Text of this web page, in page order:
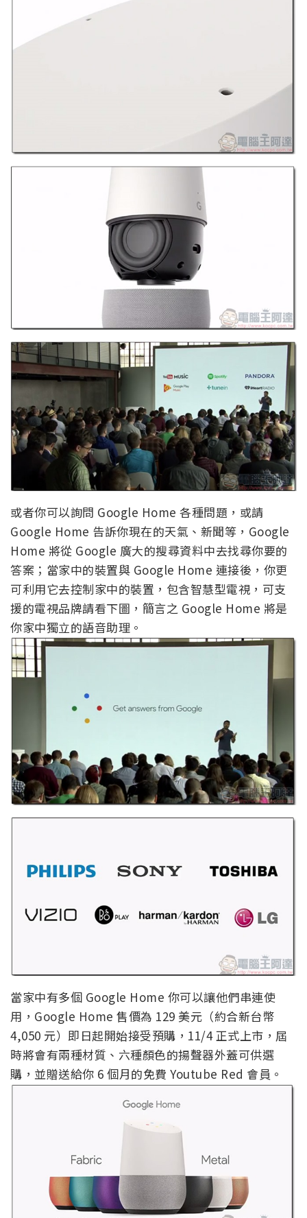
或者你可以詢問 Google Home 各種問題，或請
Google Home 告訴你現在的天氣、新聞等，Google
Home 將從 Google 廣大的搜尋資料中去找尋你要的
答案；當家中的裝置與 Google Home 連接後，你更
可利用它去控制家中的裝置，包含智慧型電視，可支
援的電視品牌請看下圖，簡言之 Google Home 將是
你家中獨立的語音助理。
當家中有多個 Google Home 你可以讓他們串連使
用，Google Home 售價為 129 美元（約合新台幣
4,050 元）即日起開始接受預購，11/4 正式上市，屆
時將會有兩種材質、六種顏色的揚聲器外蓋可供選
購，並贈送給你 6 個月的免費 Youtube Red 會員。